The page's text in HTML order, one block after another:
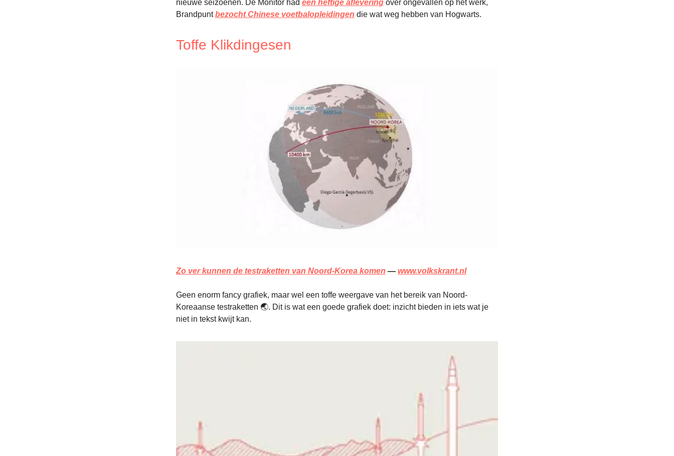
nieuwe seizoenen. De Monitor had een heftige aflevering over ongevallen op het werk,
Brandpuntbezocht Chinese voetbalopleidingen die wat weg hebben van Hogwarts.
Toffe Klikdingesen
Zo ver kunnen de testraketten van Noord-Korea komen — www.volkskrant.nl
Geen enorm fancy grafiek, maar wel een toffe weergave van het bereik van Noord-
Koreaanse testraketten 🌏. Dit is wat een goede grafiek doet: inzicht bieden in iets wat je
niet in tekst kwijt kan.